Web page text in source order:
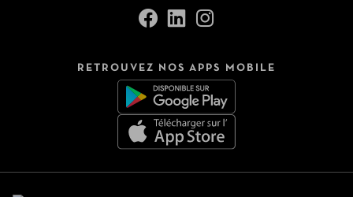
RETROUVEZ NOS APPS MOBILE